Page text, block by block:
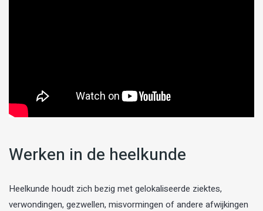
Werken in de heelkunde
Heelkunde houdt zich bezig met gelokaliseerde ziektes,
verwondingen, gezwellen, misvormingen of andere afwijkingen